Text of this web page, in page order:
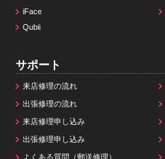
iFace
Qubii
サポート
来店修理の流れ
出張修理の流れ
来店修理申し込み
出張修理申し込み
よくある質問（郵送修理）